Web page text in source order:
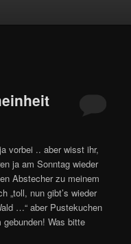
vorbei .. aber wisst ihr,
ja am Sonntag wieder
Abstecher zu meinem
„toll, nun gibt’s wieder
…“ aber Pustekuchen
Was bitte